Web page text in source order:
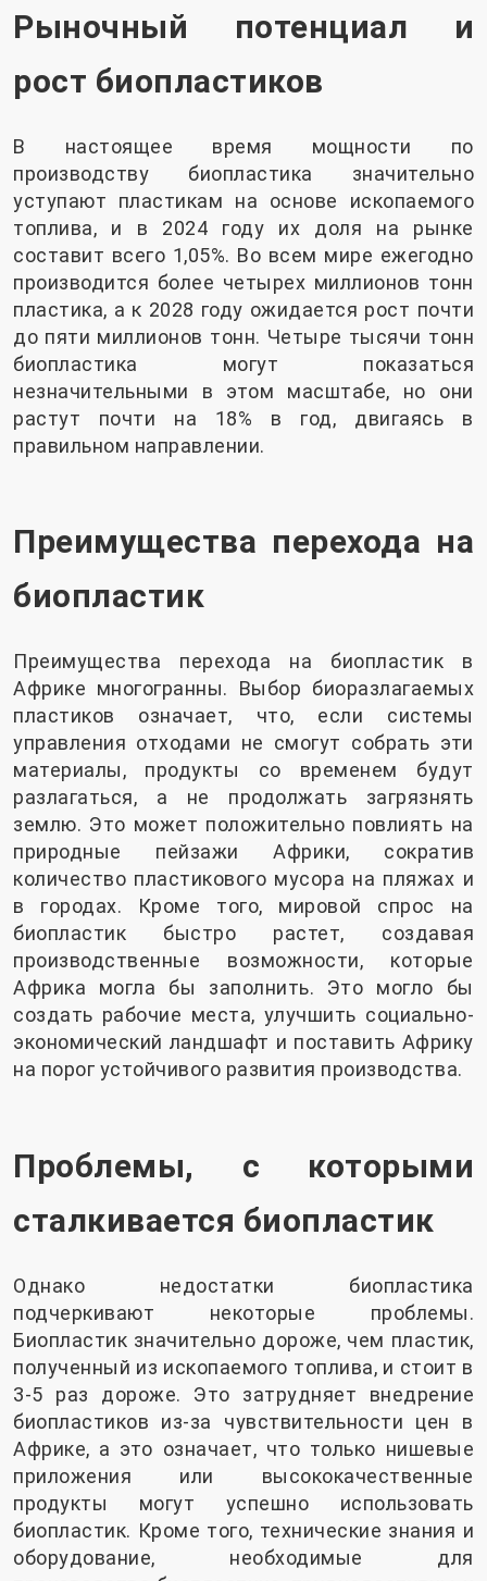
Рыночный потенциал и
рост биопластиков
В настоящее время мощности по
производству биопластика значительно
уступают пластикам на основе ископаемого
топлива, и в 2024 году их доля на рынке
составит всего 1,05%. Во всем мире ежегодно
производится более четырех миллионов тонн
пластика, а к 2028 году ожидается рост почти
до пяти миллионов тонн. Четыре тысячи тонн
биопластика могут показаться
незначительными в этом масштабе, но они
растут почти на 18% в год, двигаясь в
правильном направлении.
Преимущества перехода на
биопластик
Преимущества перехода на биопластик в
Африке многогранны. Выбор биоразлагаемых
пластиков означает, что, если системы
управления отходами не смогут собрать эти
материалы, продукты со временем будут
разлагаться, а не продолжать загрязнять
землю. Это может положительно повлиять на
природные пейзажи Африки, сократив
количество пластикового мусора на пляжах и
в городах. Кроме того, мировой спрос на
биопластик быстро растет, создавая
производственные возможности, которые
Африка могла бы заполнить. Это могло бы
создать рабочие места, улучшить социально-
экономический ландшафт и поставить Африку
на порог устойчивого развития производства.
Проблемы, с которыми
сталкивается биопластик
Однако недостатки биопластика
подчеркивают некоторые проблемы.
Биопластик значительно дороже, чем пластик,
полученный из ископаемого топлива, и стоит в
3-5 раз дороже. Это затрудняет внедрение
биопластиков из-за чувствительности цен в
Африке, а это означает, что только нишевые
приложения или высококачественные
продукты могут успешно использовать
биопластик. Кроме того, технические знания и
оборудование, необходимые для